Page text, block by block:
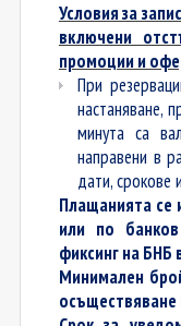
Условия за
включени
промоции и
При
настаняване,
минута са
направени в
дати, срокове
Плащанията се
или по
фиксинг на БНБ
Минимален
осъществяване